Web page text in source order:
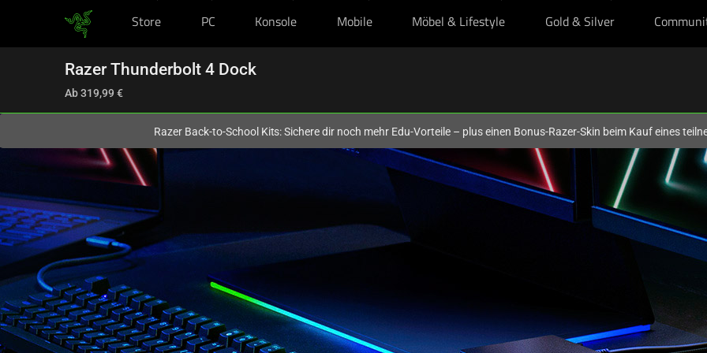
Store PC Konsole Mobile Möbel & Lifestyle Gold & Silver
Razer Back-to-School Kits: Sichere dir noch mehr Edu-Vorteile – plus einen Bonus-Razer-Skin beim Kauf eines
Razer Thunderbolt 4 Dock
Ab319,99 €